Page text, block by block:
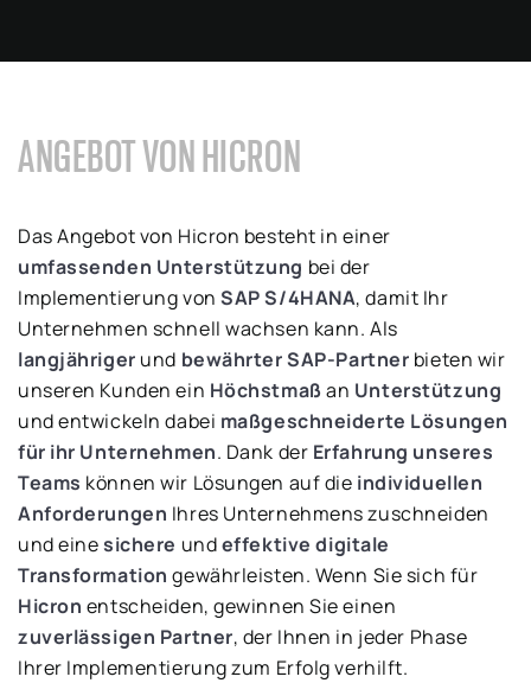
ANGEBOT VON HICRON
Das Angebot von Hicron besteht in einer
umfassenden Unterstützung bei der
Implementierung vonSAP S/4HANA, damit Ihr
Unternehmen schnell wachsen kann. Als
langjähriger und bewährter SAP-Partner bieten wir
unseren Kunden ein Höchstmaßan Unterstützung
und entwickeln dabei maßgeschneiderte Lösungen
für ihr Unternehmen. Dank der Erfahrung unseres
Teams können wir Lösungen auf die individuellen
Anforderungen Ihres Unternehmens zuschneiden
und einesichere undeffektive digitale
Transformation gewährleisten. Wenn Sie sich für
Hicron entscheiden, gewinnen Sie einen
zuverlässigen Partner, der Ihnen in jeder Phase
Ihrer Implementierung zum Erfolg verhilft.